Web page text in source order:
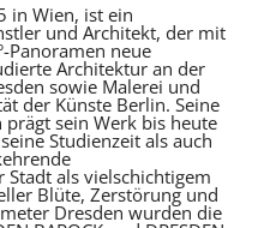
in Wien, ist ein
und Architekt, der mit
Panoramen neue
Architektur an der
sowie Malerei und
der Künste Berlin. Seine
prägt sein Werk bis heute
Studienzeit als auch
als vielschichtigem
Blüte, Zerstörung und
Dresden wurden die